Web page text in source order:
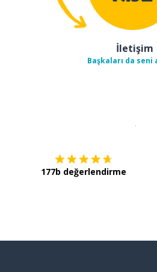
İletişim
Başkaları da seni
177b değerlendirme